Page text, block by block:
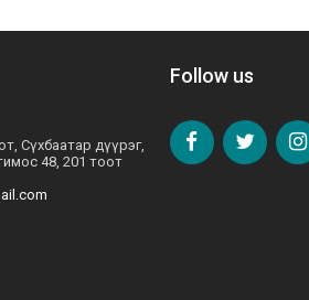
Сүхбаатар дүүрэг,
48, 201 тоот
Follow us